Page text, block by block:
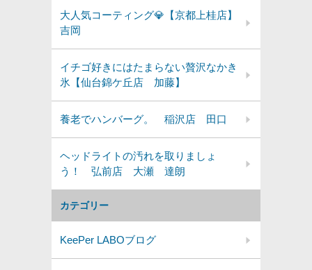
カテゴリー
KeePer LABOブログ
大人気コーティング💎【京都上桂店】
吉岡
イチゴ好きにはたまらない贅沢なかき
氷【仙台錦ケ丘店 加藤】
養老でハンバーグ。 稲沢店 田口
ヘッドライトの汚れを取りましょ
う！ 弘前店 大瀬 達朗